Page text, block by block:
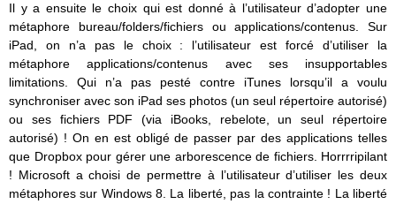
Il y a ensuite le choix qui est donné à l’utilisateur d’adopter une
métaphore bureau/folders/fichiers ou applications/contenus. Sur
iPad, on n’a pas le choix : l’utilisateur est forcé d’utiliser la
métaphore applications/contenus avec ses insupportables
limitations. Qui n’a pas pesté contre iTunes lorsqu’il a voulu
synchroniser avec son iPad ses photos (un seul répertoire autorisé)
ou ses fichiers PDF (via iBooks, rebelote, un seul répertoire
autorisé) ! On en est obligé de passer par des applications telles
que Dropbox pour gérer une arborescence de fichiers. Horrrripilant
! Microsoft a choisi de permettre à l’utilisateur d’utiliser les deux
métaphores sur Windows 8. La liberté, pas la contrainte ! La liberté